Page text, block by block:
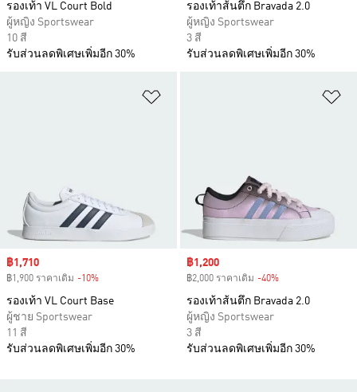
รองเท้า VL Court Bold
ผู้หญิง Sportswear
10 สี
รับส่วนลดพิเศษเพิ่มอีก 30%
รองเท้าส้นตึก Bravada 2.0
ผู้หญิง Sportswear
3 สี
รับส่วนลดพิเศษเพิ่มอีก 30%
Sale price
฿1,710
฿1,900 ราคาเดิม -10%
รองเท้า VL Court Base
ผู้ชาย Sportswear
11 สี
รับส่วนลดพิเศษเพิ่มอีก 30%
Sale price
฿1,200
฿2,000 ราคาเดิม -40%
รองเท้าส้นตึก Bravada 2.0
ผู้หญิง Sportswear
3 สี
รับส่วนลดพิเศษเพิ่มอีก 30%